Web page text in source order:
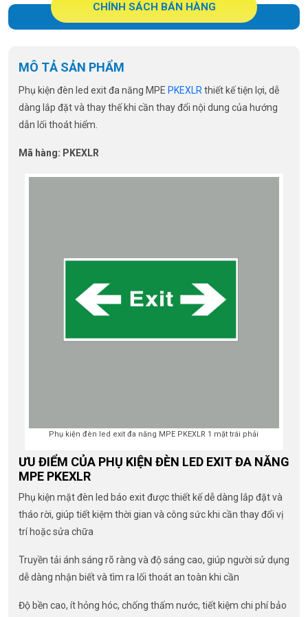
CHÍNH SÁCH BÁN HÀNG
MÔ TẢ SẢN PHẨM
Phụ kiện đèn led exit đa năng MPE PKEXLRthiết kế tiện lợi, dễ
dàng lắp đặt và thay thế khi cần thay đổi nội dung của hướng
dẫn lối thoát hiểm.
Mã hàng: PKEXLR
Phụ kiện đèn led exit đa năng MPE PKEXLR 1 mặt trái phải
ƯU ĐIỂM CỦA PHỤ KIỆN ĐÈN LED EXIT ĐA NĂNG
MPE PKEXLR
Phụ kiện mặt đèn led báo exit được thiết kế dễ dàng lắp đặt và
tháo rời, giúp tiết kiệm thời gian và công sức khi cần thay đổi vị
trí hoặc sửa chữa
Truyền tải ánh sáng rõ ràng và độ sáng cao, giúp người sử dụng
dễ dàng nhận biết và tìm ra lối thoát an toàn khi cần
Độ bền cao, ít hỏng hóc, chống thấm nước, tiết kiệm chi phí bảo